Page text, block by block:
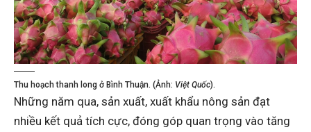
Thu hoạch thanh long ở Bình Thuận. (Ảnh: Việt Quốc).
Những năm qua, sản xuất, xuất khẩu nông sản đạt
nhiều kết quả tích cực, đóng góp quan trọng vào tăng